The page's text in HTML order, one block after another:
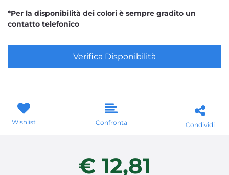
*Per la disponibilità dei colori è sempre gradito un
contatto telefonico
Verifica Disponibilità
Wishlist Confronta Condividi
€ 12,81